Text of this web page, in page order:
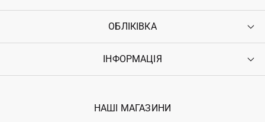
Контакти
Повернення
Гарантія
ОБЛІКІВКА
Увійти
Ostriv Club+
ІНФОРМАЦІЯ
Наші магазини
НАШІ МАГАЗИНИ